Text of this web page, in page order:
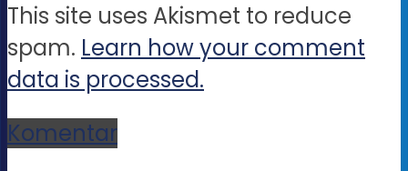
This site uses Akismet to reduce
spam. Learn how your comment
data is processed.
Komentar